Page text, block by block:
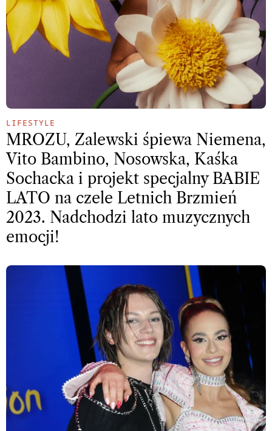
LIFESTYLE
MROZU, Zalewski śpiewa Niemena,
Vito Bambino, Nosowska, Kaśka
Sochacka i projekt specjalny BABIE
LATO na czele Letnich Brzmień
2023. Nadchodzi lato muzycznych
emocji!